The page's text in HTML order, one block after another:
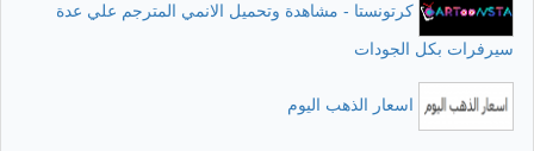
كرتونستا - مشاهدة وتحميل الانمي المترجم علي عدة
سيرفرات بكل الجودات
اسعار الذهب اليوم